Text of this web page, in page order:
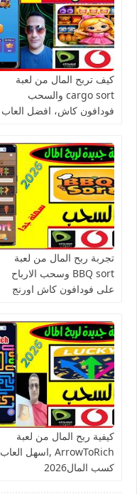
كيف تربح المال من لعبة
cargo sort والسحب
فودافون كاش، افضل العاب
تجربة ربح المال من لعبة
BBQ sort وسحب الارباح
على فودافون كاش اورنج
كيفية ربح المال من لعبة
ArrowToRich ,اسهل العاب
كسب المال2026